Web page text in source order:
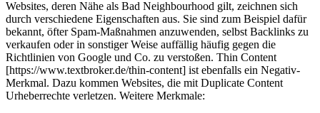
Websites, deren Nähe als Bad Neighbourhood gilt, zeichnen sich
durch verschiedene Eigenschaften aus. Sie sind zum Beispiel dafür
bekannt, öfter Spam-Maßnahmen anzuwenden, selbst Backlinks zu
verkaufen oder in sonstiger Weise auffällig häufig gegen die
Richtlinien von Google und Co. zu verstoßen. Thin Content
[https://www.textbroker.de/thin-content] ist ebenfalls ein Negativ-
Merkmal. Dazu kommen Websites, die mit Duplicate Content
Urheberrechte verletzen. Weitere Merkmale: